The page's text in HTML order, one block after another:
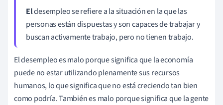
Eldesempleo se refiere a la situación en la que las
personas están dispuestas y son capaces de trabajar y
buscan activamente trabajo, pero no tienen trabajo.
El desempleo es malo porque significa que la economía
puede no estar utilizando plenamente sus recursos
humanos, lo que significa que no está creciendo tan bien
como podría. También es malo porque significa que la gente